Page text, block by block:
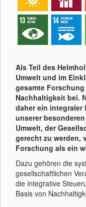
Als Teil des
Umwelt und im
gesamte
Nachhaltigkeit bei.
daher ein integraler
unserer
Umwelt, der
gerecht zu werden,
Forschung als ein
Dazu gehören die
gesellschaftlichen
die integrative
Basis von